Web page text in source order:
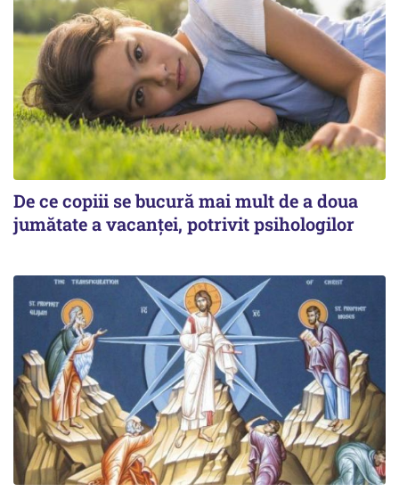
De ce copiii se bucură mai mult de a doua
jumătate a vacanței, potrivit psihologilor